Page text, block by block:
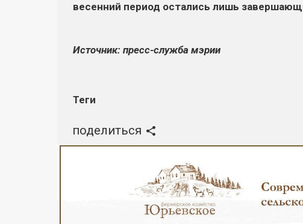
весенний период остались лишь
Источник: пресс-служба мэрии
Теги
поделиться